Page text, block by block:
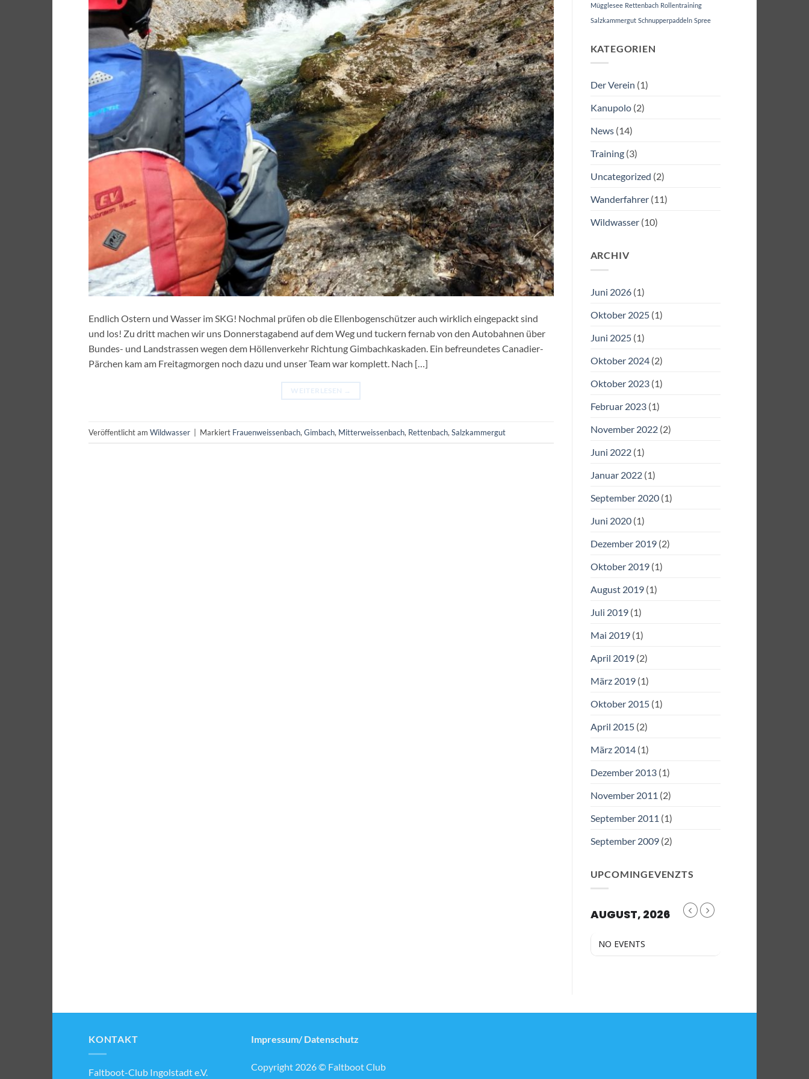
Endlich Ostern und Wasser im SKG! Nochmal prüfen ob die Ellenbogenschützer auch wirklich eingepackt sind
und los! Zu dritt machen wir uns Donnerstagabend auf dem Weg und tuckern fernab von den Autobahnen über
Bundes- und Landstrassen wegen dem Höllenverkehr Richtung Gimbachkaskaden. Ein befreundetes Canadier-
Pärchen kam am Freitagmorgen noch dazu und unser Team war komplett. Nach […]
WEITERLESEN →
Veröffentlicht am Wildwasser | Markiert Frauenweissenbach, Gimbach, Mitterweissenbach, Rettenbach, Salzkammergut
Mügglesee Rettenbach Rollentraining
Salzkammergut Schnupperpaddeln Spree
KATEGORIEN
Der Verein (1)
Kanupolo(2)
News(14)
Training(3)
Uncategorized (2)
Wanderfahrer(11)
Wildwasser(10)
ARCHIV
Juni 2026(1)
Oktober 2025(1)
Juni 2025(1)
Oktober 2024(2)
Oktober 2023(1)
Februar 2023(1)
November 2022(2)
Juni 2022(1)
Januar 2022(1)
September 2020(1)
Juni 2020(1)
Dezember 2019(2)
Oktober 2019(1)
August 2019(1)
Juli 2019(1)
Mai 2019(1)
April 2019(2)
März 2019(1)
Oktober 2015(1)
April 2015(2)
März 2014(1)
Dezember 2013(1)
November 2011 (2)
September 2011 (1)
September 2009(2)
UPCOMINGEVENZTS
AUGUST, 2026
NO EVENTS
KONTAKT
Faltboot-Club Ingolstadt e.V.
Impressum/ Datenschutz
Copyright 2026 © Faltboot Club